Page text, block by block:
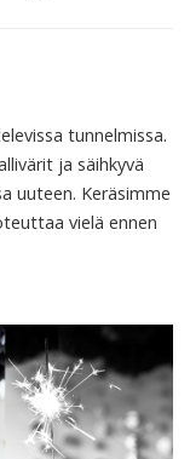
tunnelmissa.
ja säihkyvä
uuteen. Keräsimme
vielä ennen